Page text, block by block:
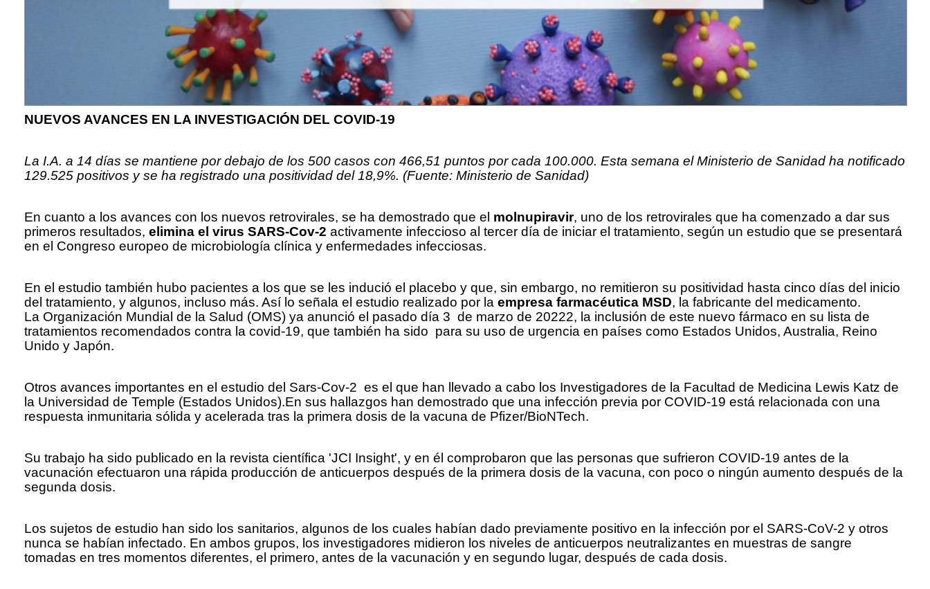
NUEVOS AVANCES EN LA INVESTIGACIÓN DEL COVID-19
La I.A. a 14 días se mantiene por debajo de los 500 casos con 466,51 puntos por cada 100.000. Esta semana el Ministerio de Sanidad ha notificado
129.525 positivos y se ha registrado una positividad del 18,9%. (Fuente: Ministerio de Sanidad)
En cuanto a los avances con los nuevos retrovirales, se ha demostrado que el molnupiravir, uno de los retrovirales que ha comenzado a dar sus
primeros resultados, elimina el virus SARS-Cov-2 activamente infeccioso al tercer día de iniciar el tratamiento, según un estudio que se presentará
en el Congreso europeo de microbiología clínica y enfermedades infecciosas.
En el estudio también hubo pacientes a los que se les indució el placebo y que, sin embargo, no remitieron su positividad hasta cinco días del inicio
del tratamiento, y algunos, incluso más. Así lo señala el estudio realizado por la empresa farmacéutica MSD, la fabricante del medicamento.
La Organización Mundial de la Salud (OMS) ya anunció el pasado día 3 de marzo de 20222, la inclusión de este nuevo fármaco en su lista de
tratamientos recomendados contra la covid-19, que también ha sido para su uso de urgencia en países como Estados Unidos, Australia, Reino
Unido y Japón.
Otros avances importantes en el estudio del Sars-Cov-2 es el que han llevado a cabo los Investigadores de la Facultad de Medicina Lewis Katz de
la Universidad de Temple (Estados Unidos).En sus hallazgos han demostrado que una infección previa por COVID-19 está relacionada con una
respuesta inmunitaria sólida y acelerada tras la primera dosis de la vacuna de Pfizer/BioNTech.
Su trabajo ha sido publicado en la revista científica 'JCI Insight', y en él comprobaron que las personas que sufrieron COVID-19 antes de la
vacunación efectuaron una rápida producción de anticuerpos después de la primera dosis de la vacuna, con poco o ningún aumento después de la
segunda dosis.
Los sujetos de estudio han sido los sanitarios, algunos de los cuales habían dado previamente positivo en la infección por el SARS-CoV-2 y otros
nunca se habían infectado. En ambos grupos, los investigadores midieron los niveles de anticuerpos neutralizantes en muestras de sangre
tomadas en tres momentos diferentes, el primero, antes de la vacunación y en segundo lugar, después de cada dosis.